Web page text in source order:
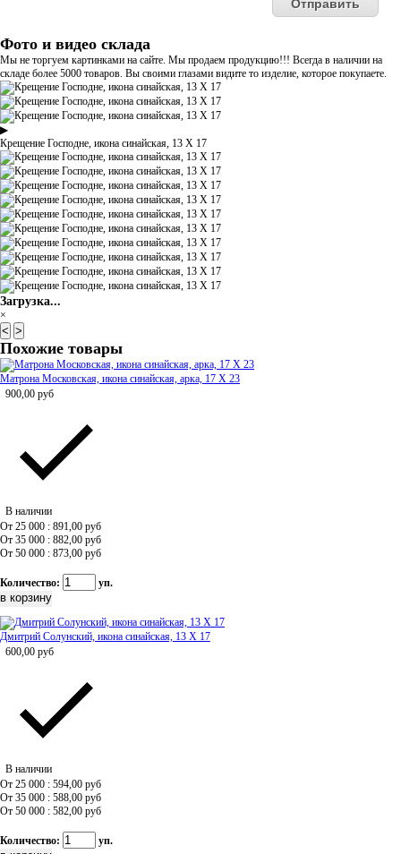
Фото и видео склада
Мы не торгуем картинками на сайте. Мы продаем продукцию!!! Всегда в наличии на
складе более 5000 товаров. Вы своими глазами видите то изделие, которое покупаете.
▶
Крещение Господне, икона синайская, 13 Х 17
Загрузка...
×
< >
Похожие товары
Матрона Московская, икона синайская, арка, 17 Х 23
900,00 руб
В наличии
От 25 000 : 891,00 руб
От 35 000 : 882,00 руб
От 50 000 : 873,00 руб
Количество: уп.
Дмитрий Солунский, икона синайская, 13 Х 17
600,00 руб
В наличии
От 25 000 : 594,00 руб
От 35 000 : 588,00 руб
От 50 000 : 582,00 руб
Количество: уп.